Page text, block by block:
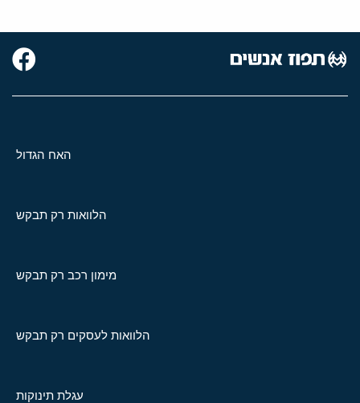
האח הגדול
הלוואות רק תבקש
מימון רכב רק תבקש
הלוואות לעסקים רק תבקש
עגלת תינוקות